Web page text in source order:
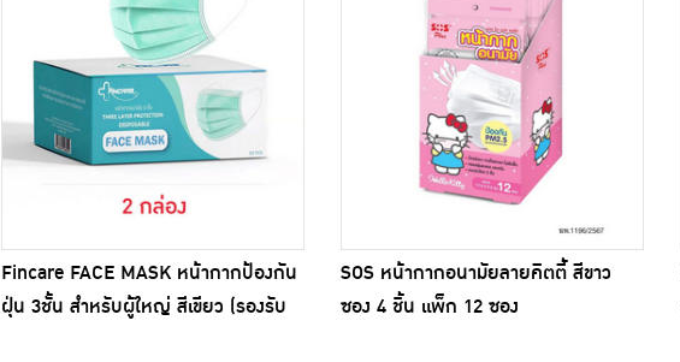
Fincare FACE MASK หน้ากากป้องกัน
ฝุ่น 3ชั้น สำหรับผู้ใหญ่ สีเขียว (รองรับ
SOS หน้ากากอนามัยลายคิตตี้ สีขาว
ซอง 4 ชิ้น แพ็ก 12 ซอง